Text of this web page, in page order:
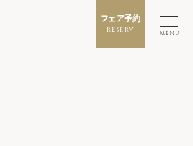
MENU
フェア予約
RESERV